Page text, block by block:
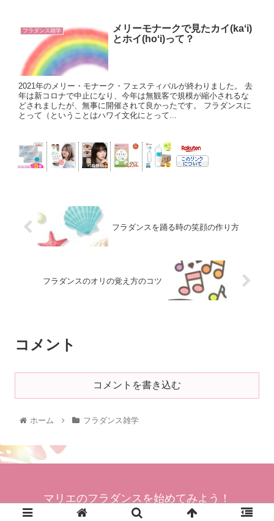
フラダンス雑学
メリーモナークで見たカイ(kaʻi)
とホイ(hoʻi)って？
2021年のメリー・モナーク・フェスティバルが終わりました。 去
年は新コロナで中止になり、今年は無観客で規模が縮小されるな
どされましたが、無事に開催されて良かったです。 フラダンスに
とって（ということはハワイ文化にとって...
フラダンスを踊る時の笑顔の作り方
フラダンスのオリの覚え方のコツ
コメント
コメントを書き込む
ホーム フラダンス雑学
マリエのフラダンスを始めてみよう！
© 2021 マリエのフラダンスを始めてみよう！.